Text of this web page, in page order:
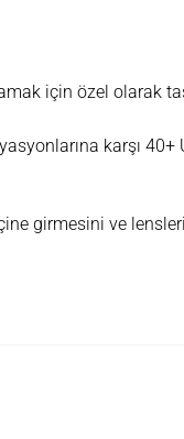
için özel olarak
karşı 40+
girmesini ve